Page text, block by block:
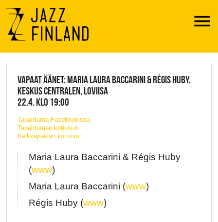
Menu
JAZZ FINLAND LIVE
VAPAAT ÄÄNET: MARIA LAURA BACCARINI & RÉGIS HUBY,
KESKUS CENTRALEN, LOVIISA
22.4. KLO 19:00
Tapahtuma Facebookissa
Tapahtuman kotisivut
Keikkapaikan kotisivut
Maria Laura Baccarini & Régis Huby
(www)
Maria Laura Baccarini (www)
Régis Huby (www)